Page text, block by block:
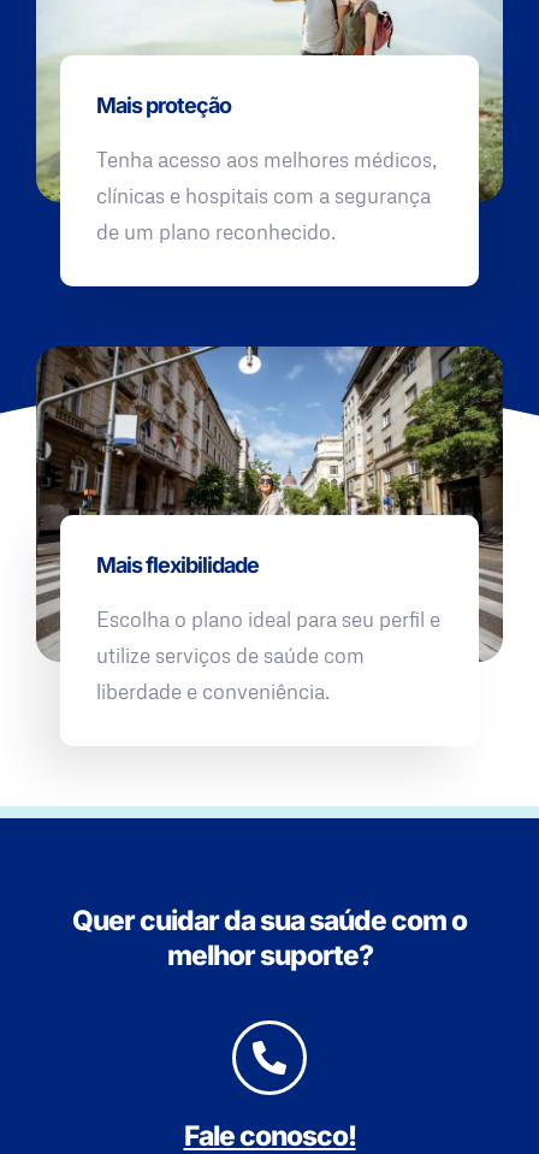
Mais proteção
Tenha acesso aos melhores médicos,
clínicas e hospitais com a segurança
de um plano reconhecido.
Mais flexibilidade
Escolha o plano ideal para seu perfil e
utilize serviços de saúde com
liberdade e conveniência.
Quer cuidar da sua saúde com o
melhor suporte?
Fale conosco!